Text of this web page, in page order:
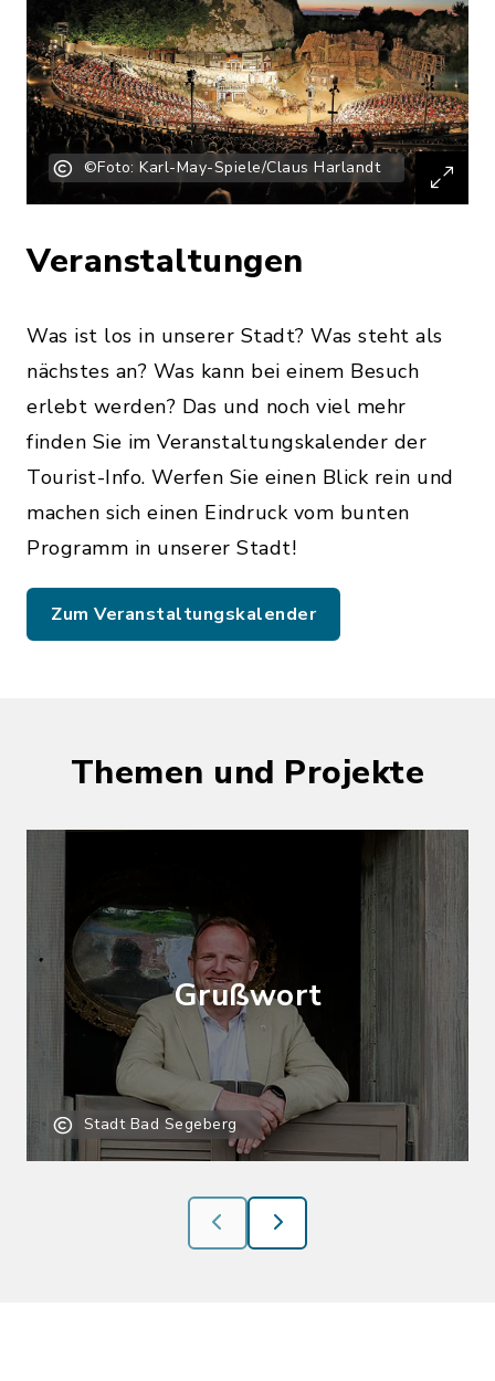
©Foto: Karl-May-Spiele/Claus Harlandt
Veranstaltungen
Was ist los in unserer Stadt? Was steht als
nächstes an? Was kann bei einem Besuch
erlebt werden? Das und noch viel mehr
finden Sie im Veranstaltungskalender der
Tourist-Info. Werfen Sie einen Blick rein und
machen sich einen Eindruck vom bunten
Programm in unserer Stadt!
Zum Veranstaltungskalender
Themen und Projekte
Stadt Bad Segeberg
Grußwort